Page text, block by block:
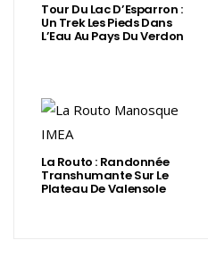
Tour Du Lac D’Esparron :
Un Trek Les Pieds Dans
L’Eau Au Pays Du Verdon
La Routo : Randonnée
Transhumante Sur Le
Plateau De Valensole